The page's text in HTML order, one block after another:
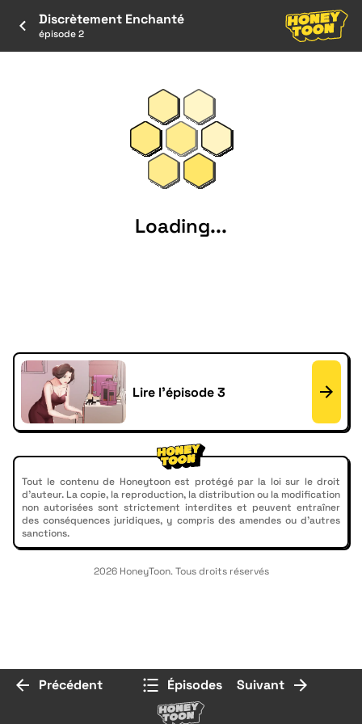
Discrètement Enchanté
épisode 2
Loading...
Lire l'épisode 3
Tout le contenu de Honeytoon est protégé par la loi sur le droit
d'auteur. La copie, la reproduction, la distribution ou la modification
non autorisées sont strictement interdites et peuvent entraîner
des conséquences juridiques, y compris des amendes ou d'autres
sanctions.
2026 HoneyToon. Tous droits réservés
Précédent Épisodes Suivant